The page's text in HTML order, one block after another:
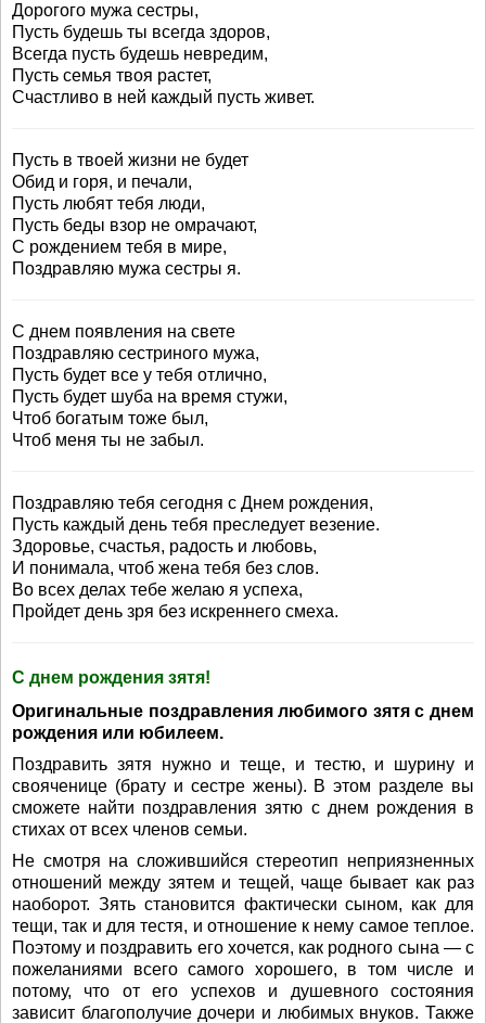
Дорогого мужа сестры,
Пусть будешь ты всегда здоров,
Всегда пусть будешь невредим,
Пусть семья твоя растет,
Счастливо в ней каждый пусть живет.
Пусть в твоей жизни не будет
Обид и горя, и печали,
Пусть любят тебя люди,
Пусть беды взор не омрачают,
С рождением тебя в мире,
Поздравляю мужа сестры я.
С днем появления на свете
Поздравляю сестриного мужа,
Пусть будет все у тебя отлично,
Пусть будет шуба на время стужи,
Чтоб богатым тоже был,
Чтоб меня ты не забыл.
Поздравляю тебя сегодня с Днем рождения,
Пусть каждый день тебя преследует везение.
Здоровье, счастья, радость и любовь,
И понимала, чтоб жена тебя без слов.
Во всех делах тебе желаю я успеха,
Пройдет день зря без искреннего смеха.
С днем рождения зятя!
Оригинальные поздравления любимого зятя с днем
рождения или юбилеем.
Поздравить зятя нужно и теще, и тестю, и шурину и
свояченице (брату и сестре жены). В этом разделе вы
сможете найти поздравления зятю с днем рождения в
стихах от всех членов семьи.
Не смотря на сложившийся стереотип неприязненных
отношений между зятем и тещей, чаще бывает как раз
наоборот. Зять становится фактически сыном, как для
тещи, так и для тестя, и отношение к нему самое теплое.
Поэтому и поздравить его хочется, как родного сына — с
пожеланиями всего самого хорошего, в том числе и
потому, что от его успехов и душевного состояния
зависит благополучие дочери и любимых внуков. Также